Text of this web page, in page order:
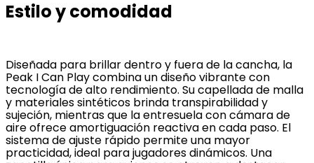
Estilo y comodidad
Diseñada para brillar dentro y fuera de la cancha, la
Peak I Can Play combina un diseño vibrante con
tecnología de alto rendimiento. Su capellada de malla
y materiales sintéticos brinda transpirabilidad y
sujeción, mientras que la entresuela con cámara de
aire ofrece amortiguación reactiva en cada paso. El
sistema de ajuste rápido permite una mayor
practicidad, ideal para jugadores dinámicos. Una